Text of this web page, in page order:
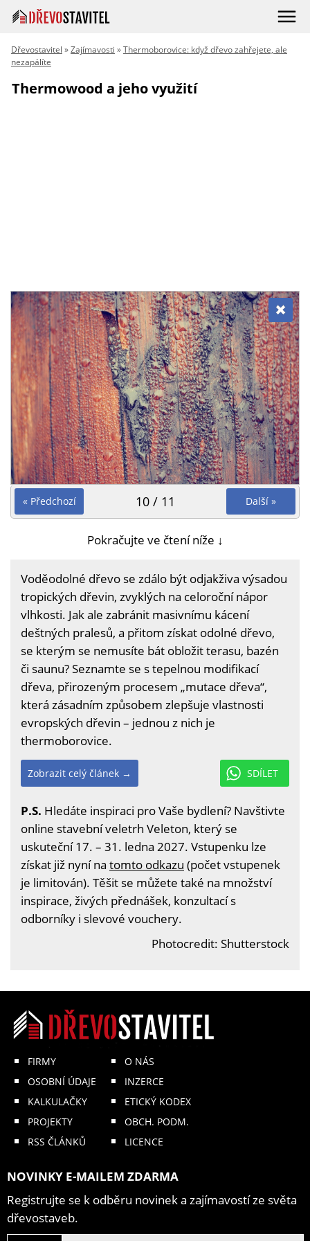
Dřevostavitel »Zajímavosti »Thermoborovice: když dřevo zahřejete, ale
nezapálíte
Thermowood a jeho využití
« Předchozí Další »
10 / 11
Pokračujte ve čtení níže ↓
Voděodolné dřevo se zdálo být odjakživa výsadou
tropických dřevin, zvyklých na celoroční nápor
vlhkosti. Jak ale zabránit masivnímu kácení
deštných pralesů, a přitom získat odolné dřevo,
se kterým se nemusíte bát obložit terasu, bazén
či saunu? Seznamte se s tepelnou modifikací
dřeva, přirozeným procesem „mutace dřeva“,
která zásadním způsobem zlepšuje vlastnosti
evropských dřevin – jednou z nich je
thermoborovice.
SDÍLET
Zobrazit celý článek →
P.S. Hledáte inspiraci pro Vaše bydlení? Navštivte
online stavební veletrh Veleton, který se
uskuteční 17. – 31. ledna 2027. Vstupenku lze
získat již nyní na tomto odkazu (počet vstupenek
je limitován). Těšit se můžete také na množství
inspirace, živých přednášek, konzultací s
odborníky i slevové vouchery.
Photocredit: Shutterstock
FIRMY
OSOBNÍ ÚDAJE
KALKULAČKY
PROJEKTY
RSS ČLÁNKŮ
O NÁS
INZERCE
ETICKÝ KODEX
OBCH. PODM.
LICENCE
NOVINKY E-MAILEM ZDARMA
Registrujte se k odběru novinek a zajímavostí ze světa
dřevostaveb.